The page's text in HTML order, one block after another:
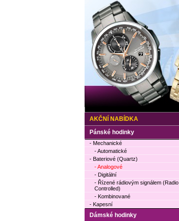
AKČNÍ NABÍDKA
Pánské hodinky
- Mechanické
- Automatické
- Bateriové (Quartz)
- Analogové
- Digitální
- Řízené rádiovým signálem (Radio
Controlled)
- Kombinované
- Kapesní
Dámské hodinky